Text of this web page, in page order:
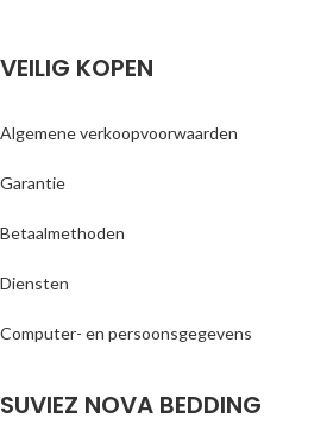
VEILIG KOPEN
Algemene verkoopvoorwaarden
Garantie
Betaalmethoden
Diensten
Computer- en persoonsgegevens
SUVIEZ NOVA BEDDING